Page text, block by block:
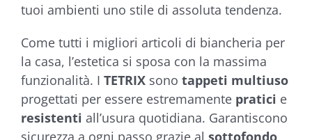
tuoi ambienti uno stile di assoluta tendenza.
Come tutti i migliori articoli di biancheria per
la casa, l’estetica si sposa con la massima
funzionalità. I TETRIX sono tappeti multiuso
progettati per essere estremamente pratici e
resistenti all’usura quotidiana. Garantiscono